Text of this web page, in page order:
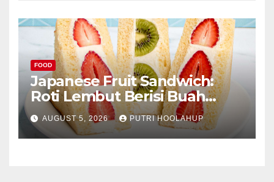
FOOD
Japanese Fruit Sandwich:
Roti Lembut Berisi Buah
Segar yang Memikat Selera
AUGUST 5, 2026 PUTRI HOOLAHUP